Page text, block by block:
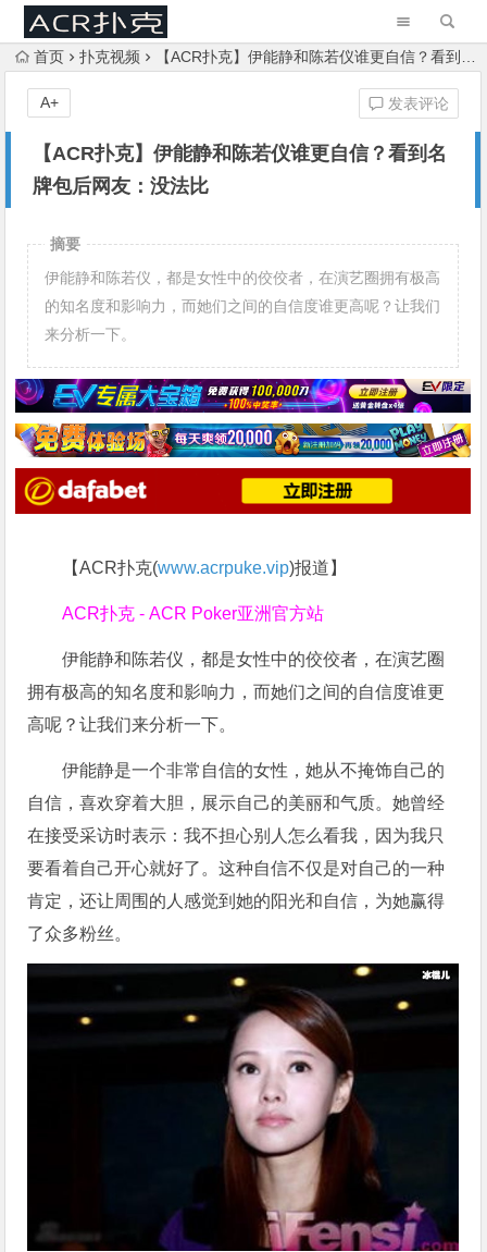
首页 扑克视频 【ACR扑克】伊能静和陈若仪谁更自信？看到名牌包后网友：没法比
【ACR扑克】伊能静和陈若仪谁更自信？看到名
牌包后网友：没法比
发表评论
A+
摘要
伊能静和陈若仪，都是女性中的佼佼者，在演艺圈拥有极高
的知名度和影响力，而她们之间的自信度谁更高呢？让我们
来分析一下。
【ACR扑克(www.acrpuke.vip)报道】
ACR扑克 - ACR Poker亚洲官方站
伊能静和陈若仪，都是女性中的佼佼者，在演艺圈
拥有极高的知名度和影响力，而她们之间的自信度谁更
高呢？让我们来分析一下。
伊能静是一个非常自信的女性，她从不掩饰自己的
自信，喜欢穿着大胆，展示自己的美丽和气质。她曾经
在接受采访时表示：我不担心别人怎么看我，因为我只
要看着自己开心就好了。这种自信不仅是对自己的一种
肯定，还让周围的人感觉到她的阳光和自信，为她赢得
了众多粉丝。